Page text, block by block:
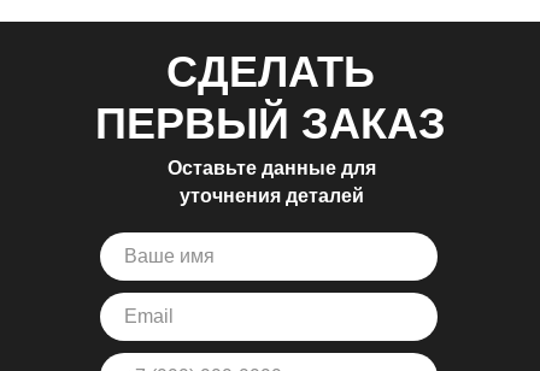
СДЕЛАТЬ
ПЕРВЫЙ ЗАКАЗ
Оставьте данные для
уточнения деталей